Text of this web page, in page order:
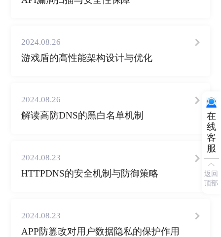
2024.08.26
游戏盾的高性能架构设计与优化
2024.08.26
解读高防DNS的黑白名单机制
2024.08.23
HTTPDNS的安全机制与防御策略
2024.08.23
APP防篡改对用户数据隐私的保护作用
在
线
客
服
返回
顶部